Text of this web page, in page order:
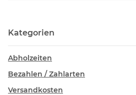
Kategorien
Abholzeiten
Bezahlen / Zahlarten
Versandkosten